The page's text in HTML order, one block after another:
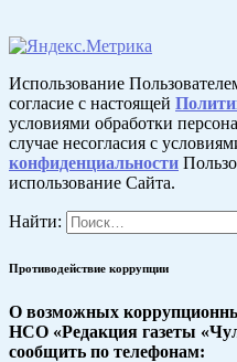
Использование
согласие с настоящей
условиями обработки
случае несогласия с
конфиденциальности
использование Сайта.
Найти:
Противодействие коррупции
О возможных
НСО «Редакция газеты
сообщить по телефонам: